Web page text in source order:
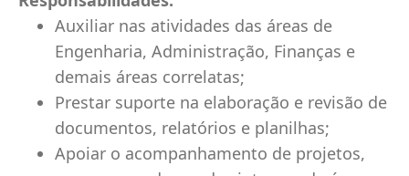
Auxiliar nas atividades das áreas de
Engenharia, Administração, Finanças e
demais áreas correlatas;
Prestar suporte na elaboração e revisão de
documentos, relatórios e planilhas;
Apoiar o acompanhamento de projetos,